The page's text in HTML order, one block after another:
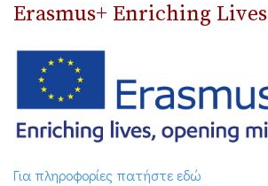
Erasmus+ Enriching Lives
Για πληροφορίες πατήστε εδώ